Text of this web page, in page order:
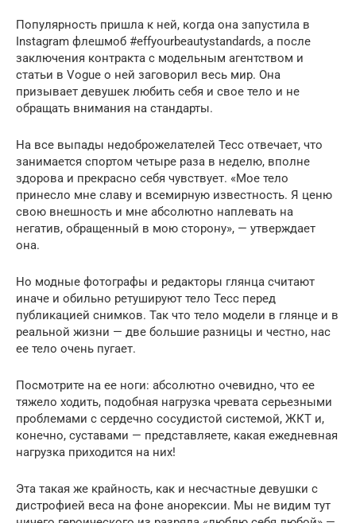
Популярность пришла к ней, когда она запустила в
Instagram флешмоб #effyourbeautystandards, а после
заключения контракта с модельным агентством и
статьи в Vogue о ней заговорил весь мир. Она
призывает девушек любить себя и свое тело и не
обращать внимания на стандарты.
На все выпады недоброжелателей Тесс отвечает, что
занимается спортом четыре раза в неделю, вполне
здорова и прекрасно себя чувствует. «Мое тело
принесло мне славу и всемирную известность. Я ценю
свою внешность и мне абсолютно наплевать на
негатив, обращенный в мою сторону», — утверждает
она.
Но модные фотографы и редакторы глянца считают
иначе и обильно ретушируют тело Тесс перед
публикацией снимков. Так что тело модели в глянце и в
реальной жизни — две большие разницы и честно, нас
ее тело очень пугает.
Посмотрите на ее ноги: абсолютно очевидно, что ее
тяжело ходить, подобная нагрузка чревата серьезными
проблемами с сердечно сосудистой системой, ЖКТ и,
конечно, суставами — представляете, какая ежедневная
нагрузка приходится на них!
Эта такая же крайность, как и несчастные девушки с
дистрофией веса на фоне анорексии. Мы не видим тут